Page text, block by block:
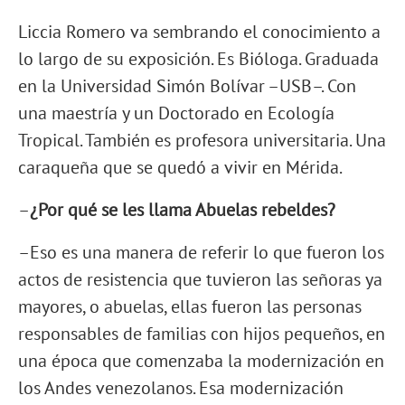
Liccia Romero va sembrando el conocimiento a
lo largo de su exposición. Es Bióloga. Graduada
en la Universidad Simón Bolívar –USB–. Con
una maestría y un Doctorado en Ecología
Tropical. También es profesora universitaria. Una
caraqueña que se quedó a vivir en Mérida.
–¿Por qué se les llama Abuelas rebeldes?
–Eso es una manera de referir lo que fueron los
actos de resistencia que tuvieron las señoras ya
mayores, o abuelas, ellas fueron las personas
responsables de familias con hijos pequeños, en
una época que comenzaba la modernización en
los Andes venezolanos. Esa modernización